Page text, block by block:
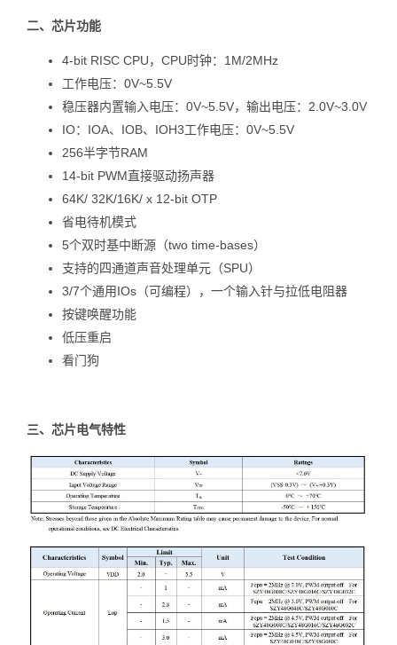
二、芯片功能
4-bit RISC CPU，CPU时钟：1M/2MHz
工作电压：0V~5.5V
稳压器内置输入电压：0V~5.5V，输出电压：2.0V~3.0V
IO：IOA、IOB、IOH3工作电压：0V~5.5V
256半字节RAM
14-bit PWM直接驱动扬声器
64K/ 32K/16K/ x 12-bit OTP
省电待机模式
5个双时基中断源（two time-bases）
支持的四通道声音处理单元（SPU）
3/7个通用IOs（可编程），一个输入针与拉低电阻器
按键唤醒功能
低压重启
看门狗
三、 芯片电气特性